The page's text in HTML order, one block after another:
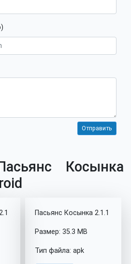
Косынка
Пасьянс Косынка 2.1.1
Размер: 35.3 MB
Тип файла: apk